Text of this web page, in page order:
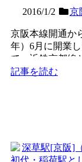
2016/1/2 京
京阪本線開通か
年）6月に開業
で、近鉄京都線
車駅。当初「桃
記事を読む